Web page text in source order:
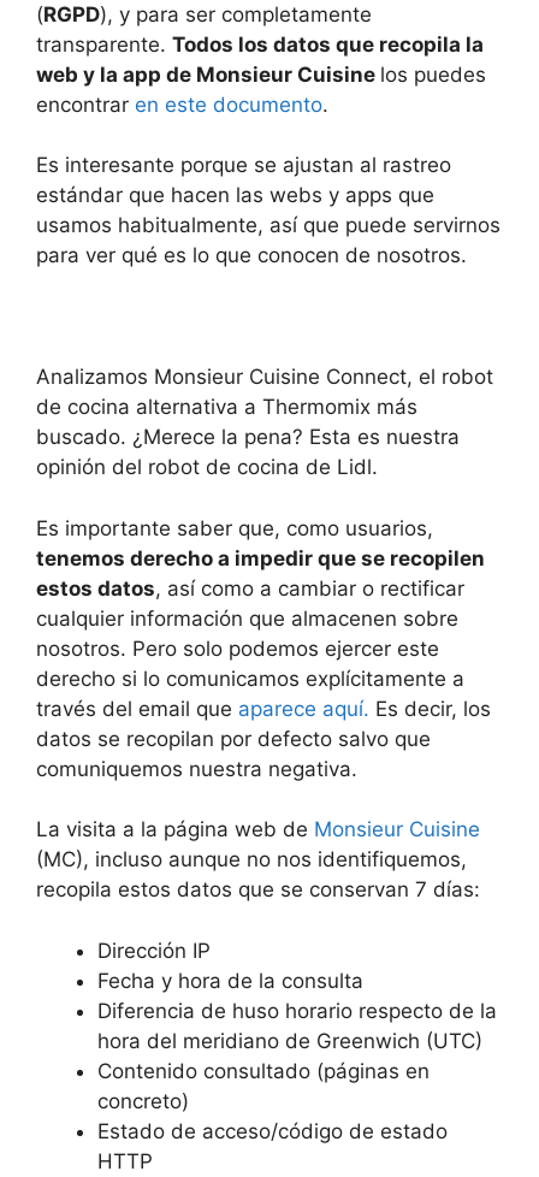
(RGPD), y para ser completamente
transparente. Todos los datos que recopila la
web y la app de Monsieur Cuisine los puedes
encontrar en este documento.
Es interesante porque se ajustan al rastreo
estándar que hacen las webs y apps que
usamos habitualmente, así que puede servirnos
para ver qué es lo que conocen de nosotros.
Analizamos Monsieur Cuisine Connect, el robot
de cocina alternativa a Thermomix más
buscado. ¿Merece la pena? Esta es nuestra
opinión del robot de cocina de Lidl.
Es importante saber que, como usuarios,
tenemos derecho a impedir que se recopilen
estos datos, así como a cambiar o rectificar
cualquier información que almacenen sobre
nosotros. Pero solo podemos ejercer este
derecho si lo comunicamos explícitamente a
través del email que aparece aquí. Es decir, los
datos se recopilan por defecto salvo que
comuniquemos nuestra negativa.
La visita a la página web de Monsieur Cuisine
(MC), incluso aunque no nos identifiquemos,
recopila estos datos que se conservan 7 días:
Dirección IP
Fecha y hora de la consulta
Diferencia de huso horario respecto de la
hora del meridiano de Greenwich (UTC)
Contenido consultado (páginas en
concreto)
Estado de acceso/código de estado
HTTP